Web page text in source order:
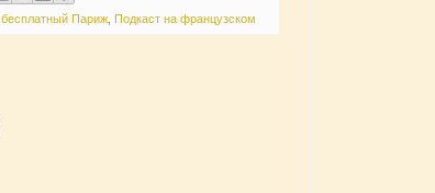
бесплатный Париж Подкаст на французском